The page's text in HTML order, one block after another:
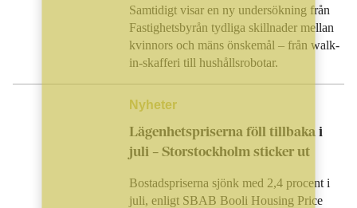
Samtidigt visar en ny undersökning från
Fastighetsbyrån tydliga skillnader mellan
kvinnors och mäns önskemål – från walk-
in-skafferi till hushållsrobotar.
Nyheter
Lägenhetspriserna föll tillbaka i
juli – Storstockholm sticker ut
Bostadspriserna sjönk med 2,4 procent i
juli, enligt SBAB Booli Housing Price